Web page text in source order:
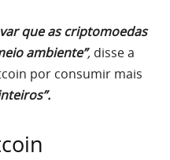
que as criptomoedas
ambiente”, disse a
por consumir mais